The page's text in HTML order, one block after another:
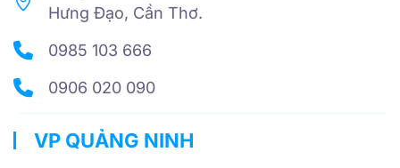
Hưng Đạo, Cần Thơ.
0985 103 666
0906 020 090
VP QUẢNG NINH